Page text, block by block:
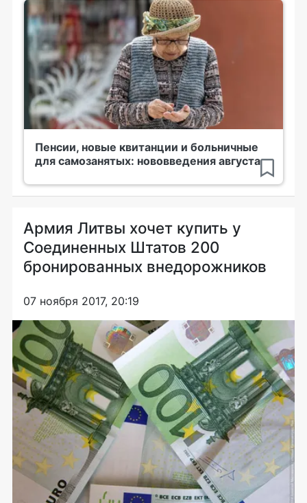
Пенсии, новые квитанции и больничные
для самозанятых: нововведения августа
Армия Литвы хочет купить у
Соединенных Штатов 200
бронированных внедорожников
07 ноября 2017, 20:19